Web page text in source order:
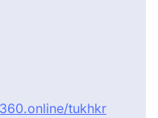
tukhkr